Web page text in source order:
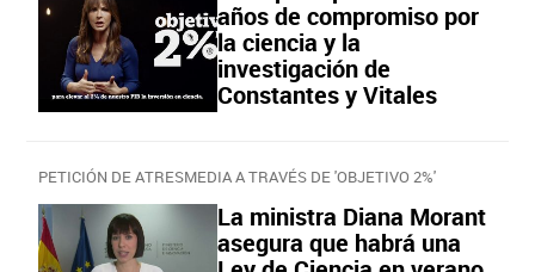
años de compromiso por
la ciencia y la
investigación de
Constantes y Vitales
PETICIÓN DE ATRESMEDIA A TRAVÉS DE 'OBJETIVO 2%'
La ministra Diana Morant
asegura que habrá una